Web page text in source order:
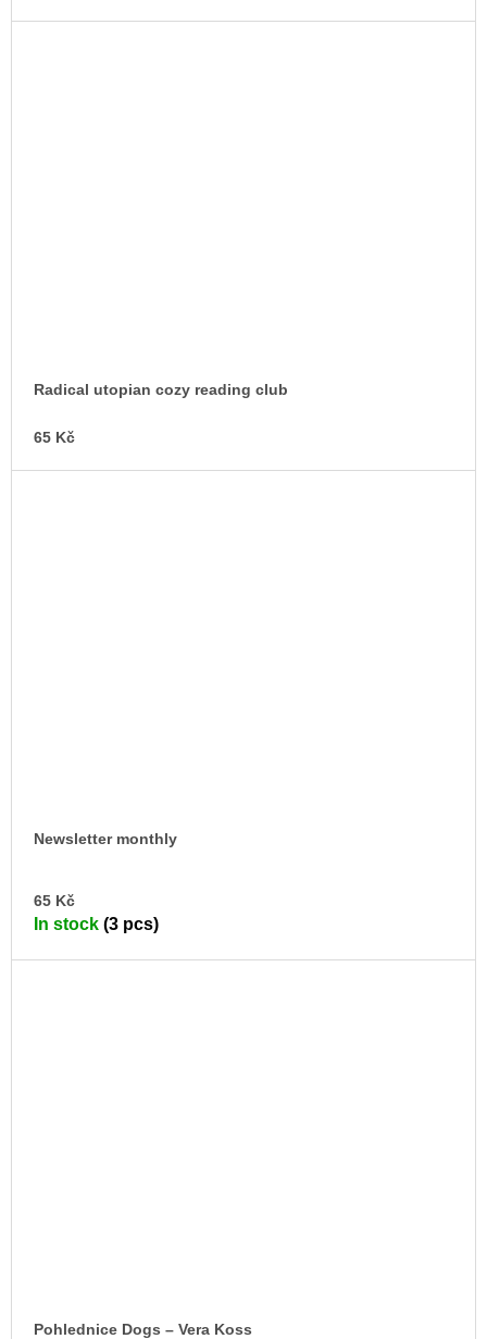
Radical utopian cozy reading club
65 Kč
Newsletter monthly
65 Kč
In stock (3 pcs)
Pohlednice Dogs – Vera Koss